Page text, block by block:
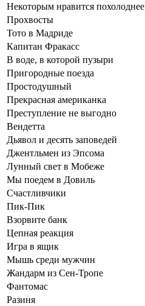
Некоторым нравится похолоднее
Прохвосты
Тото в Мадриде
Капитан Фракасс
В воде, в которой пузыри
Пригородные поезда
Простодушный
Прекрасная американка
Преступление не выгодно
Вендетта
Дьявол и десять заповедей
Джентльмен из Эпсома
Лунный свет в Мобеже
Мы поедем в Довиль
Счастливчики
Пик-Пик
Взорвите банк
Цепная реакция
Игра в ящик
Мышь среди мужчин
Жандарм из Сен-Тропе
Фантомас
Разиня